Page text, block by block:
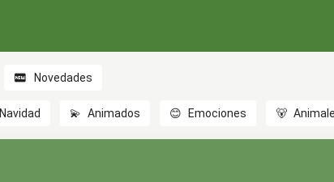
Novedades
Navidad 💫 Animados 😊 Emociones 🐻